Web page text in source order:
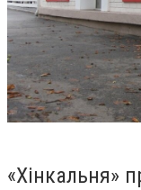
«Хінкальня»